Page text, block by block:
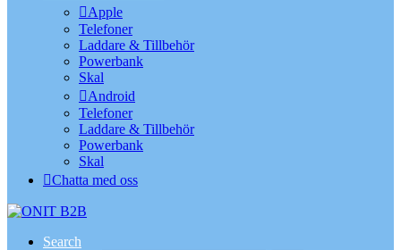
Apple
Telefoner
Laddare & Tillbehör
Powerbank
Skal
Android
Telefoner
Laddare & Tillbehör
Powerbank
Skal
Chatta med oss
Search